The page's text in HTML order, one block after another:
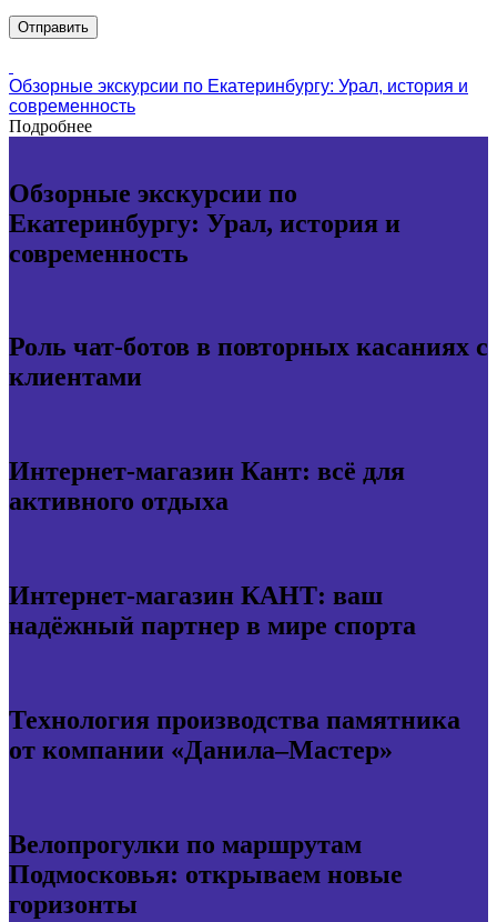
Обзорные экскурсии по Екатеринбургу: Урал, история и
современность
Подробнее
Обзорные экскурсии по
Екатеринбургу: Урал, история и
современность
Роль чат-ботов в повторных касаниях с
клиентами
Интернет-магазин Кант: всё для
активного отдыха
Интернет-магазин КАНТ: ваш
надёжный партнер в мире спорта
Технология производства памятника
от компании «Данила–Мастер»
Велопрогулки по маршрутам
Подмосковья: открываем новые
горизонты